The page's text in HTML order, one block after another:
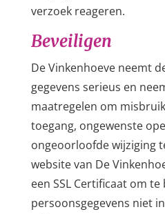
verzoek reageren.
Beveiligen
De Vinkenhoeve neemt
gegevens serieus en
maatregelen om
toegang, ongewenste
ongeoorloofde wijziging
website van De
een SSL Certificaat om
persoonsgegevens niet